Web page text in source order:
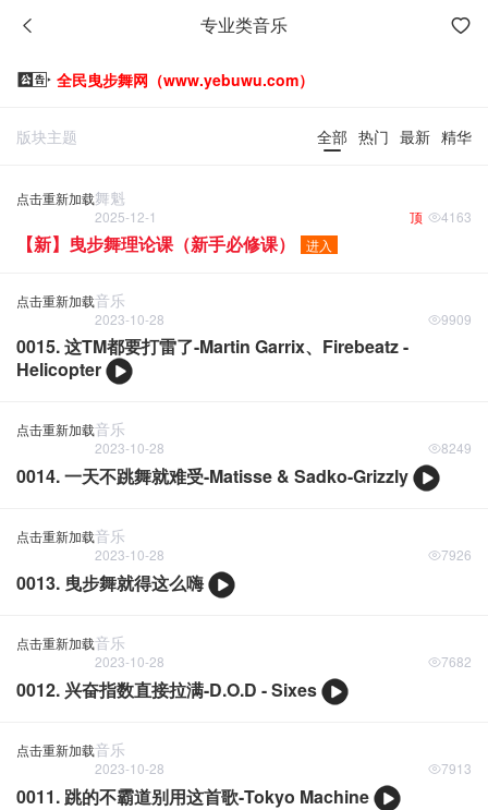
专业类音乐
全民曳步舞网（www.yebuwu.com）
版块主题 全部 热门 最新 精华
点击重新加载舞魁
2025-12-1 4163
顶
【新】曳步舞理论课（新手必修课） 进入
点击重新加载音乐
2023-10-28 9909
0015. 这TM都要打雷了-Martin Garrix、Firebeatz -
Helicopter
点击重新加载音乐
2023-10-28 8249
0014. 一天不跳舞就难受-Matisse & Sadko-Grizzly
点击重新加载音乐
2023-10-28 7926
0013. 曳步舞就得这么嗨
点击重新加载音乐
2023-10-28 7682
0012. 兴奋指数直接拉满-D.O.D - Sixes
点击重新加载音乐
2023-10-28 7913
0011. 跳的不霸道别用这首歌-Tokyo Machine